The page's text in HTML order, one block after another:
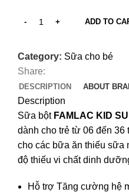
ADD TO
Category: Sữa cho bé
Share:
DESCRIPTION ABOUT
Description
Sữa bột FAMLAC KID
dành cho trẻ từ 06 đến 36
cho các bữa ăn thiếu sữa
độ thiếu vi chất dinh
Hỗ trợ Tăng cường hệ